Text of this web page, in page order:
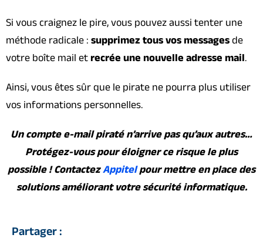
Si vous craignez le pire, vous pouvez aussi tenter une
méthode radicale : supprimez tous vos messages de
votre boîte mail et recrée une nouvelle adresse mail.
Ainsi, vous êtes sûr que le pirate ne pourra plus utiliser
vos informations personnelles.
Un compte e-mail piraté n’arrive pas qu’aux autres…
Protégez-vous pour éloigner ce risque le plus
possible ! Contactez Appitelpour mettre en place des
solutions améliorant votre sécurité informatique.
Partager :